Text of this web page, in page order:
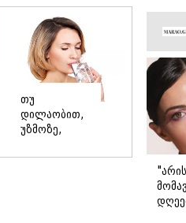
თუ
დილაობით,
უზმოზე,
დალევა